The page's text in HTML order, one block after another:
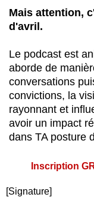
Mais attention,
d'avril.
Le podcast est
aborde de
conversations
convictions, la
rayonnant et
avoir un impact
dans TA posture
Inscription
[Signature]